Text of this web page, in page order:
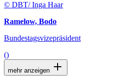
© DBT/ Inga Haar
Ramelow, Bodo
Bundestagsvizepräsident
()
mehr anzeigen